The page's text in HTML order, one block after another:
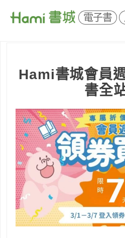
電子書
Hami書城會員
書全